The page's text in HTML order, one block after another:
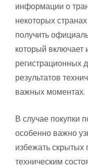
информации о
некоторых
получить
который
регистрационных
результатов
важных моментах.
В случае покупки
особенно важно
избежать скрытых
техническим